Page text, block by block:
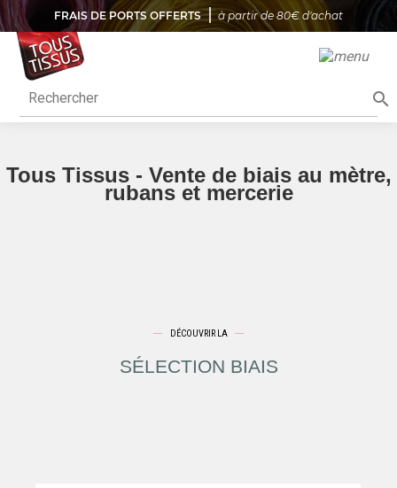
FRAIS DE PORTS OFFERTS à partir de 80€ d'achat

Tous Tissus - Vente de biais au mètre,
rubans et mercerie
DÉCOUVRIR LA
SÉLECTION BIAIS